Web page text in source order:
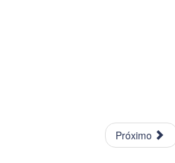
Próximo